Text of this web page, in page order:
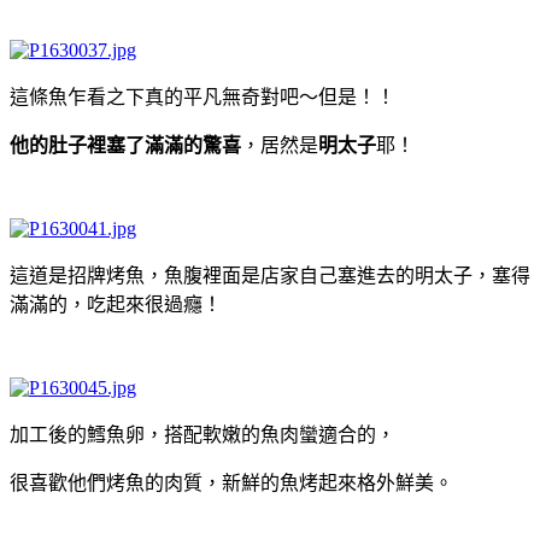
這條魚乍看之下真的平凡無奇對吧～但是！！
他的肚子裡塞了滿滿的驚喜 ，居然是明太子耶！
這道是招牌烤魚，魚腹裡面是店家自己塞進去的明太子，塞得
滿滿的，吃起來很過癮！
加工後的鱈魚卵，搭配軟嫩的魚肉蠻適合的，
很喜歡他們烤魚的肉質，新鮮的魚烤起來格外鮮美。